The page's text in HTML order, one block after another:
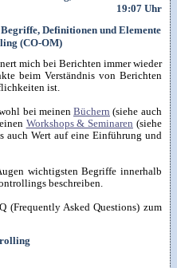
19:07 Uhr
Definitionen und Elemente
(CO-OM)
mich bei Berichten immer wieder
beim Verständnis von Berichten
ist.
bei meinenBüchern (siehe auch
Workshops & Seminaren (siehe
auch Wert auf eine Einführung und
wichtigsten Begriffe innerhalb
beschreiben.
(Frequently Asked Questions) zum